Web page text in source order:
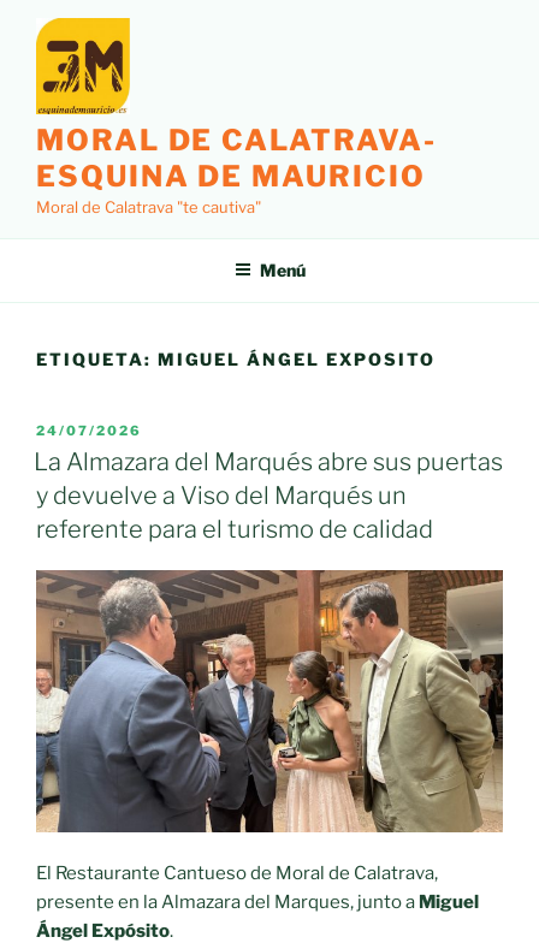
contenido
MORAL DE CALATRAVA-
ESQUINA DE MAURICIO
Moral de Calatrava "te cautiva"
Menú
ETIQUETA: MIGUEL ÁNGEL EXPOSITO
PUBLICADO
EL
24/07/2026
La Almazara del Marqués abre sus puertas
y devuelve a Viso del Marqués un
referente para el turismo de calidad
El Restaurante Cantueso de Moral de Calatrava,
presente en la Almazara del Marques, junto a Miguel
Ángel Expósito.